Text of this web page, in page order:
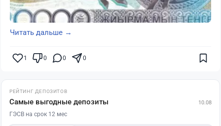
Читать дальше →
1 0 0 0
РЕЙТИНГ ДЕПОЗИТОВ
Самые выгодные депозиты 10.08
ГЭСВ на срок 12 мес